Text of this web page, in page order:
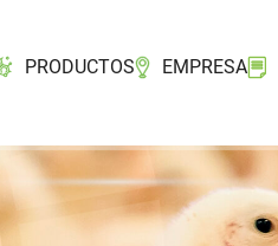
PRODUCTOS EMPRESA